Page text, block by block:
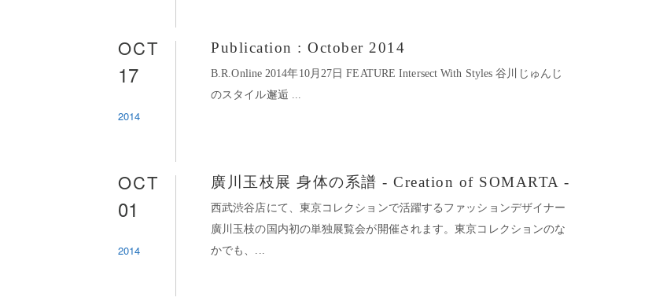
OCT
17
2014
Publication : October 2014
B.R.Online 2014年10月27日 FEATURE Intersect With Styles 谷川じゅんじ
のスタイル邂逅 ...
OCT
01
2014
廣川玉枝展 身体の系譜 - Creation of SOMARTA -
西武渋谷店にて、東京コレクションで活躍するファッションデザイナー
廣川玉枝の国内初の単独展覧会が開催されます。東京コレクションのな
かでも、...